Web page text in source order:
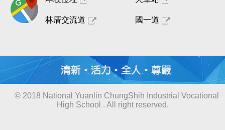
林厝交流道 國一道
© 2018 National Yuanlin ChungShih Industrial Vocational
High School . All right reserved.